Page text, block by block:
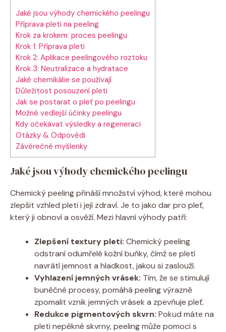
Jaké jsou výhody chemického peelingu
Příprava pleti na peeling
Krok za krokem: proces peelingu
Krok 1: Příprava pleti
Krok 2: Aplikace peelingového roztoku
Krok 3: Neutralizace a hydratace
Jaké chemikálie se používají
Důležitost posouzení pleti
Jak se postarat o pleť po peelingu
Možné vedlejší účinky peelingu
Kdy očekávat výsledky a regeneraci
Otázky & Odpovědi
Závěrečné myšlenky
Jaké jsou výhody chemického peelingu
Chemický peeling přináší množství výhod, které mohou
zlepšit vzhled pleti i její zdraví. Je to jako dar pro pleť,
který ji obnoví a osvěží. Mezi hlavní výhody patří:
Zlepšení textury pleti: Chemický peeling
odstraní odumřelé kožní buňky, čímž se pletí
navrátí jemnost a hladkost, jakou si zaslouží.
Vyhlazení jemných vrásek: Tím, že se stimulují
buněčné procesy, pomáhá peeling výrazně
zpomalit vznik jemných vrásek a zpevňuje pleť.
Redukce pigmentových skvrn: Pokud máte na
pleti nepěkné skvrny, peeling může pomoci s